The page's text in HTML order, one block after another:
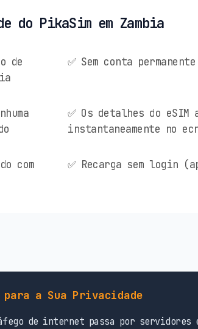
do PikaSim em Zambia
de
✅ Sem conta
✅ Os detalhes do eSIM
instantaneamente no
com
✅ Recarga sem login
para a Sua Privacidade
de internet passa por